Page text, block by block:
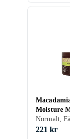
Moisture
221 kr